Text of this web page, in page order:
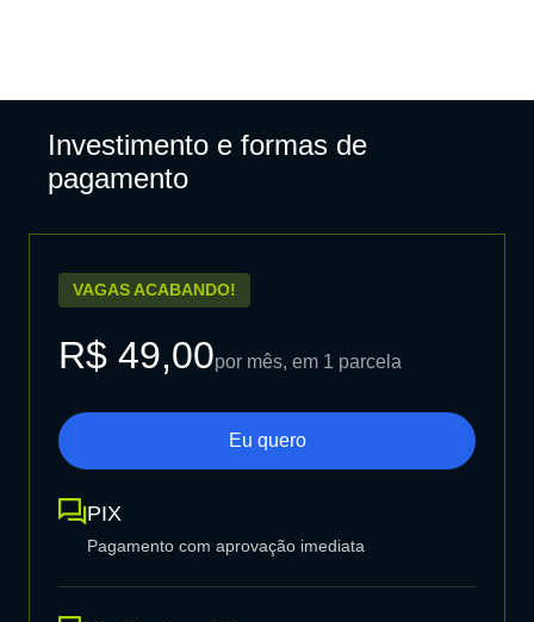
Investimento e formas de
pagamento
VAGAS ACABANDO!
R$ 49,00por mês, em 1 parcela
Eu quero
PIX
Pagamento com aprovação imediata